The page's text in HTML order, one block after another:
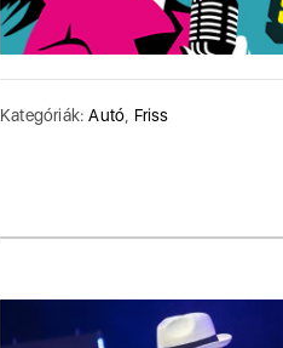
Kategóriák:Autó, Friss